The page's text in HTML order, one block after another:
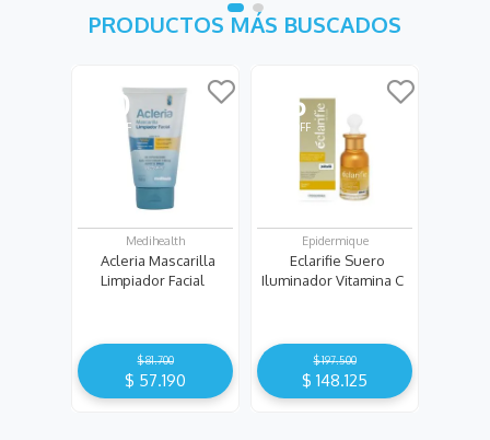
PRODUCTOS MÁS BUSCADOS
30
Medihealth
Acleria Mascarilla
Limpiador Facial
$81.700
$ 57.190
25
Epidermique
Eclarifie Suero
Iluminador Vitamina C
$197.500
$ 148.125